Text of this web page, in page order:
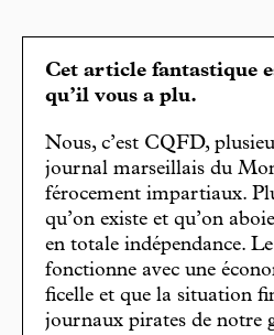
Cet article fantastique
qu’il vous a plu.
Nous, c’est CQFD,
journal marseillais du
férocement impartiaux.
qu’on existe et qu’on
en totale indépendance. Le
fonctionne avec une
ficelle et que la situation
journaux pirates de notre